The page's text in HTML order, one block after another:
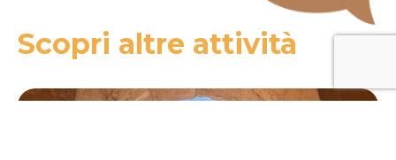
Scopri altre attività